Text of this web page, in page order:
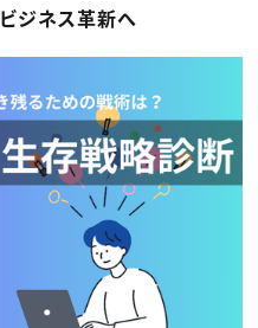
らせ
ながる×メディア
ジネス革新へ